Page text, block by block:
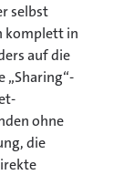
selbst
komplett in
auf die
„Sharing“-
ohne
die